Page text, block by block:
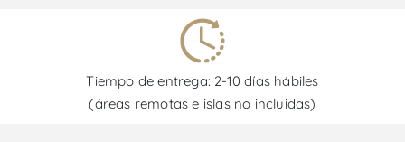
Tiempo de entrega: 2-10 días hábiles
(áreas remotas e islas no incluidas)